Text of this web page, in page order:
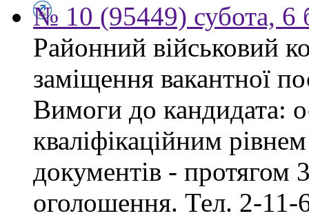
№ 10 (95449) субота, 6
Районний військовий
заміщення вакантної
Вимоги до кандидата:
кваліфікаційним
документів - протягом
оголошення. Тел. 2-11-